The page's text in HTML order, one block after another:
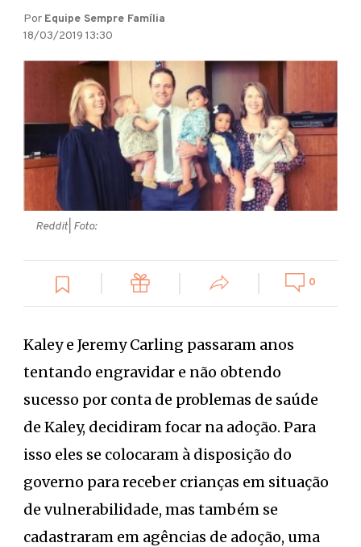
Por Equipe Sempre Família
18/03/2019 13:30
Reddit| Foto:
0
Kaley e Jeremy Carling passaram anos
tentando engravidar e não obtendo
sucesso por conta de problemas de saúde
de Kaley, decidiram focar na adoção. Para
isso eles se colocaram à disposição do
governo para receber crianças em situação
de vulnerabilidade, mas também se
cadastraram em agências de adoção, uma